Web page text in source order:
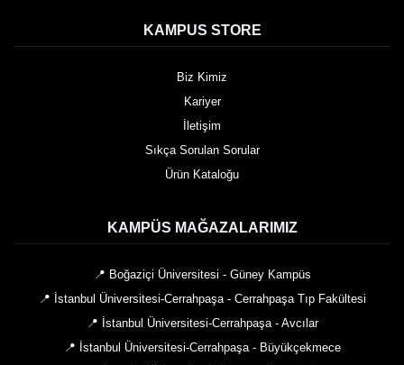
KAMPUS STORE
Biz Kimiz
Kariyer
İletişim
Sıkça Sorulan Sorular
Ürün Kataloğu
KAMPÜS MAĞAZALARIMIZ
📍 Boğaziçi Üniversitesi - Güney Kampüs
📍 İstanbul Üniversitesi-Cerrahpaşa - Cerrahpaşa Tıp Fakültesi
📍 İstanbul Üniversitesi-Cerrahpaşa - Avcılar
📍 İstanbul Üniversitesi-Cerrahpaşa - Büyükçekmece